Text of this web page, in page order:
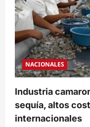
NACIONALES
Industria
sequía, altos
internacionales